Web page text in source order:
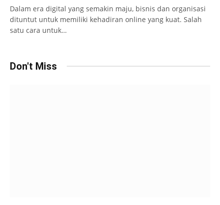
Dalam era digital yang semakin maju, bisnis dan organisasi
dituntut untuk memiliki kehadiran online yang kuat. Salah
satu cara untuk…
Don't Miss